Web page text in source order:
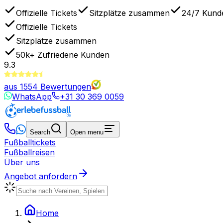
Offizielle Tickets Sitzplätze zusammen
24/7
Offizielle Tickets
Sitzplätze zusammen
50k+ Zufriedene Kunden
9.3
aus 1554 Bewertungen
WhatsApp
+31 30 369 0059
Search Open menu
Fußballtickets
Fußballreisen
Über uns
Angebot anfordern
Home